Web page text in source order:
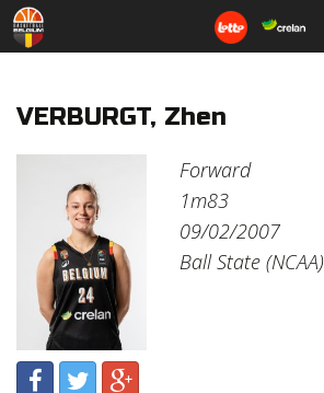
VERBURGT, Zhen
Forward
1m83
09/02/2007
Ball State (NCAA)
NL